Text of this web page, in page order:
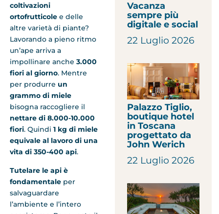
coltivazioni
ortofrutticole e delle
altre varietà di piante?
Lavorando a pieno ritmo
un’ape arriva a
impollinare anche 3.000
fiori al giorno. Mentre
per produrre un
grammo di miele
bisogna raccogliere il
nettare di 8.000-10.000
fiori. Quindi 1 kg di miele
equivale al lavoro di una
vita di 350-400 api.
Tutelare le api è
fondamentale per
salvaguardare
l’ambiente e l’intero
Vacanza
sempre più
digitale e social
22 Luglio 2026
Palazzo Tiglio,
boutique hotel
in Toscana
progettato da
John Werich
22 Luglio 2026